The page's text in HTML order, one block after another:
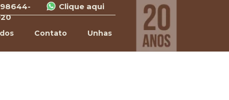
Clique aqui
98644-
Contato Unhas